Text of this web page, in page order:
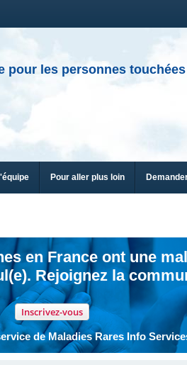
pour les personnes
Pour aller plus loin
en France ont une
Rejoignez la
Inscrivez-vous
de Maladies Rares Info